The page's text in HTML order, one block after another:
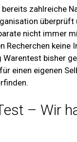
zahlreiche
nicht immer
Recherchen
bisher
einen eigenen
– Wir